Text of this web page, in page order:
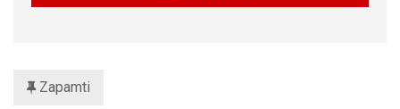
Zapamti